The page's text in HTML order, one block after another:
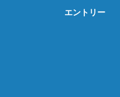
エントリー